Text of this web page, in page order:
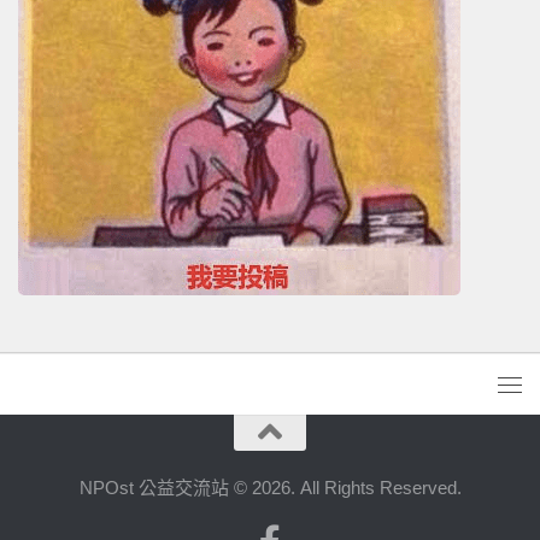
NPOst 公益交流站 © 2026. All Rights Reserved.